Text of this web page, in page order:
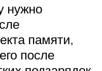
нужно
памяти,
после